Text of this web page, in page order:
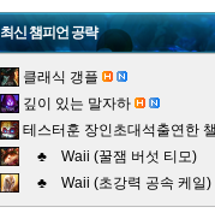
최신 챔피언 공략
클래식 갱플
깊이 있는 말자하
테스터훈 장인초대석출연한
♣ Waii (꿀잼 버섯 티모)
♣ Waii (초강력 공속 케